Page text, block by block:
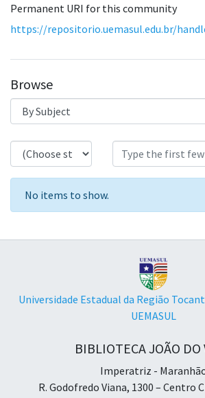
Permanent URI for this community
https://repositorio.uemasul.edu.br/
Browse
Browsing Programas
No items to show.
Universidade Estadual da Região
UEMASUL
BIBLIOTECA JOÃO DO
Imperatriz -
R. Godofredo Viana, 1300 – Centro